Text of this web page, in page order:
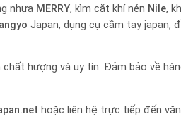
nhựa MERRY, kìm cắt khí nén Nile,
Japan, dụng cụ cầm tay japan,
hượng và uy tín. Đảm bảo về
hoặc liên hệ trực tiếp đến